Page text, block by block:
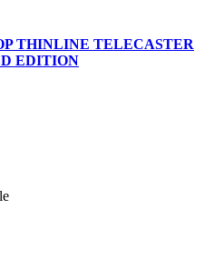
THINLINE TELECASTER
EDITION